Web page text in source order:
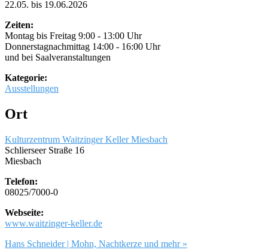
22.05. bis 19.06.2026
Zeiten:
Montag bis Freitag 9:00 - 13:00 Uhr
Donnerstagnachmittag 14:00 - 16:00 Uhr
und bei Saalveranstaltungen
Kategorie:
Ausstellungen
Ort
Kulturzentrum Waitzinger Keller Miesbach
Schlierseer Straße 16
Miesbach
Telefon:
08025/7000-0
Webseite:
www.waitzinger-keller.de
Artikel-
Hans Schneider | Mohn, Nachtkerze und mehr »